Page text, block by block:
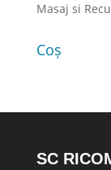
Masaj si
Coș
SC